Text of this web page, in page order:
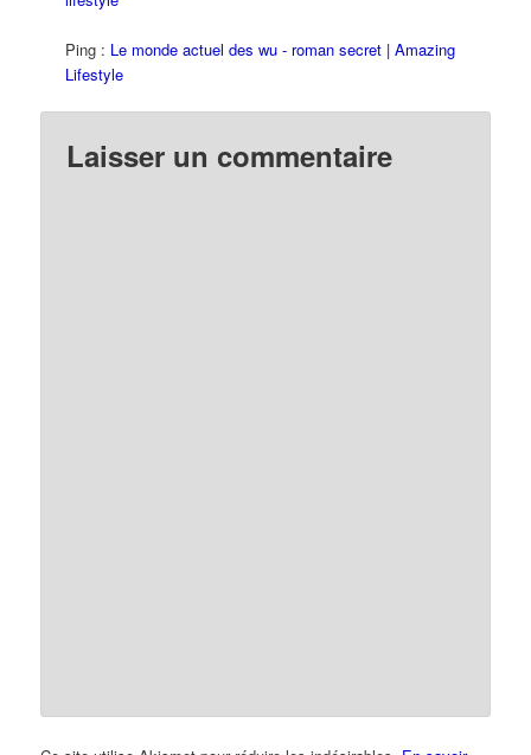
Ping : Le monde actuel des wu - roman secret | Amazing
Lifestyle
Laisser un commentaire